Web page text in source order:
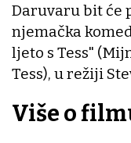
Daruvaru bit će
njemačka
ljeto s Tess"
Tess), u režiji
Više o